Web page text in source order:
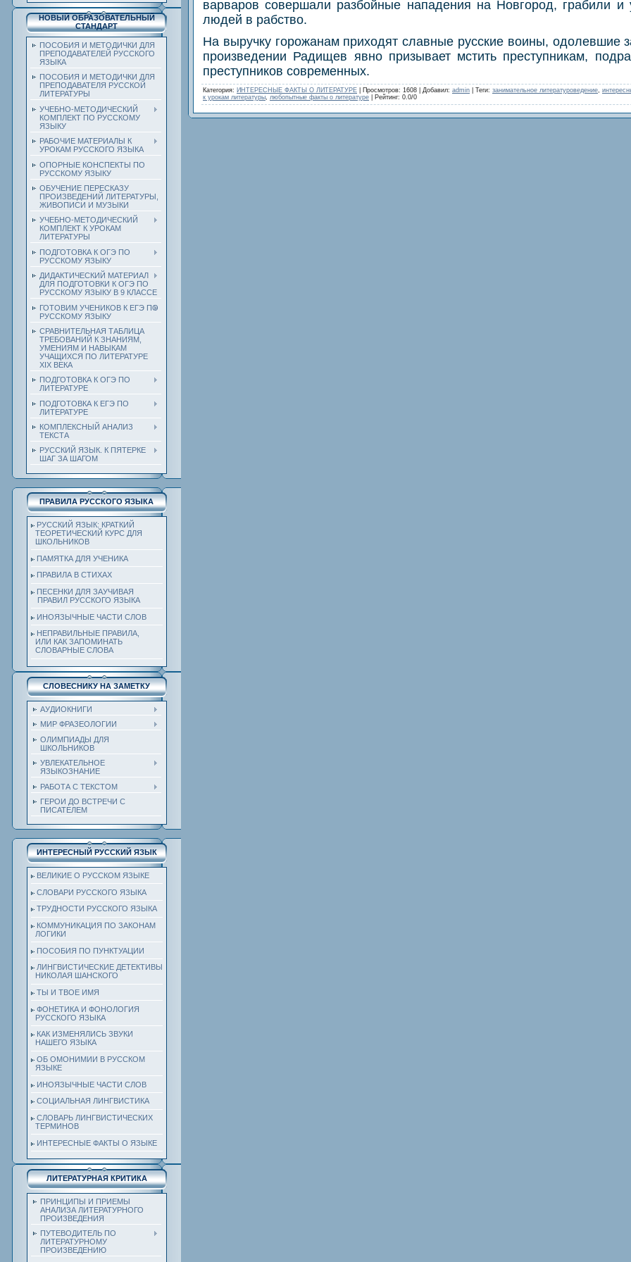
НОВЫЙ ОБРАЗОВАТЕЛЬНЫЙ
СТАНДАРТ
ПОСОБИЯ И МЕТОДИЧКИ ДЛЯ
ПРЕПОДАВАТЕЛЕЙ РУССКОГО
ЯЗЫКА
ПОСОБИЯ И МЕТОДИЧКИ ДЛЯ
ПРЕПОДАВАТЕЛЯ РУССКОЙ
ЛИТЕРАТУРЫ
УЧЕБНО-МЕТОДИЧЕСКИЙ
КОМПЛЕКТ ПО РУССКОМУ
ЯЗЫКУ
РАБОЧИЕ МАТЕРИАЛЫ К
УРОКАМ РУССКОГО ЯЗЫКА
ОПОРНЫЕ КОНСПЕКТЫ ПО
РУССКОМУ ЯЗЫКУ
ОБУЧЕНИЕ ПЕРЕСКАЗУ
ПРОИЗВЕДЕНИЙ ЛИТЕРАТУРЫ,
ЖИВОПИСИ И МУЗЫКИ
УЧЕБНО-МЕТОДИЧЕСКИЙ
КОМПЛЕКТ К УРОКАМ
ЛИТЕРАТУРЫ
ПОДГОТОВКА К ОГЭ ПО
РУССКОМУ ЯЗЫКУ
ДИДАКТИЧЕСКИЙ МАТЕРИАЛ
ДЛЯ ПОДГОТОВКИ К ОГЭ ПО
РУССКОМУ ЯЗЫКУ В 9 КЛАССЕ
ГОТОВИМ УЧЕНИКОВ К ЕГЭ ПО
РУССКОМУ ЯЗЫКУ
СРАВНИТЕЛЬНАЯ ТАБЛИЦА
ТРЕБОВАНИЙ К ЗНАНИЯМ,
УМЕНИЯМ И НАВЫКАМ
УЧАЩИХСЯ ПО ЛИТЕРАТУРЕ
ХIХ ВЕКА
ПОДГОТОВКА К ОГЭ ПО
ЛИТЕРАТУРЕ
ПОДГОТОВКА К ЕГЭ ПО
ЛИТЕРАТУРЕ
КОМПЛЕКСНЫЙ АНАЛИЗ
ТЕКСТА
РУССКИЙ ЯЗЫК. К ПЯТЕРКЕ
ШАГ ЗА ШАГОМ
ПРАВИЛА РУССКОГО ЯЗЫКА
РУССКИЙ ЯЗЫК: КРАТКИЙ
ТЕОРЕТИЧЕСКИЙ КУРС ДЛЯ
ШКОЛЬНИКОВ
ПАМЯТКА ДЛЯ УЧЕНИКА
ПРАВИЛА В СТИХАХ
ПЕСЕНКИ ДЛЯ ЗАУЧИВАЯ
ПРАВИЛ РУССКОГО ЯЗЫКА
ИНОЯЗЫЧНЫЕ ЧАСТИ СЛОВ
НЕПРАВИЛЬНЫЕ ПРАВИЛА,
ИЛИ КАК ЗАПОМИНАТЬ
СЛОВАРНЫЕ СЛОВА
СЛОВЕСНИКУ НА ЗАМЕТКУ
АУДИОКНИГИ
МИР ФРАЗЕОЛОГИИ
ОЛИМПИАДЫ ДЛЯ
ШКОЛЬНИКОВ
УВЛЕКАТЕЛЬНОЕ
ЯЗЫКОЗНАНИЕ
РАБОТА С ТЕКСТОМ
ГЕРОИ ДО ВСТРЕЧИ С
ПИСАТЕЛЕМ
ИНТЕРЕСНЫЙ РУССКИЙ ЯЗЫК
ВЕЛИКИЕ О РУССКОМ ЯЗЫКЕ
СЛОВАРИ РУССКОГО ЯЗЫКА
ТРУДНОСТИ РУССКОГО ЯЗЫКА
КОММУНИКАЦИЯ ПО ЗАКОНАМ
ЛОГИКИ
ПОСОБИЯ ПО ПУНКТУАЦИИ
ЛИНГВИСТИЧЕСКИЕ ДЕТЕКТИВЫ
НИКОЛАЯ ШАНСКОГО
ТЫ И ТВОЕ ИМЯ
ФОНЕТИКА И ФОНОЛОГИЯ
РУССКОГО ЯЗЫКА
КАК ИЗМЕНЯЛИСЬ ЗВУКИ
НАШЕГО ЯЗЫКА
ОБ ОМОНИМИИ В РУССКОМ
ЯЗЫКЕ
ИНОЯЗЫЧНЫЕ ЧАСТИ СЛОВ
СОЦИАЛЬНАЯ ЛИНГВИСТИКА
СЛОВАРЬ ЛИНГВИСТИЧЕСКИХ
ТЕРМИНОВ
ИНТЕРЕСНЫЕ ФАКТЫ О ЯЗЫКЕ
ЛИТЕРАТУРНАЯ КРИТИКА
ПРИНЦИПЫ И ПРИЕМЫ
АНАЛИЗА ЛИТЕРАТУРНОГО
ПРОИЗВЕДЕНИЯ
ПУТЕВОДИТЕЛЬ ПО
ЛИТЕРАТУРНОМУ
ПРОИЗВЕДЕНИЮ
варваров совершали разбойные нападения на Новгород, грабили и
людей в рабство.
На выручку горожанам приходят славные русские воины, одолевшие
произведении Радищев явно призывает мстить преступникам,
преступников современных.
Категория: ИНТЕРЕСНЫЕ ФАКТЫ О ЛИТЕРАТУРЕ Просмотров: 1608 | Добавил: admin Теги: занимательное литературоведение
к урокам литературы
любопытные факты о литературе Рейтинг: 0.0/0